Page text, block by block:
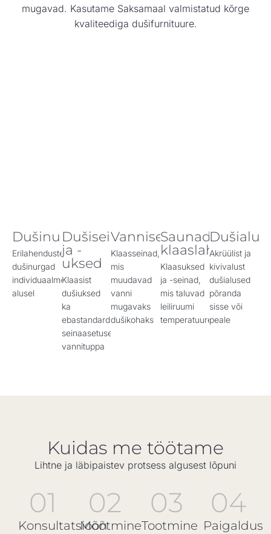
mugavad. Kasutame Saksamaal valmistatud kõrge
kvaliteediga dušifurnituure.
Dušinurgad
Erilahendustega
dušinurgad
individuaalmõõtude
alusel
Dušiseinad
ja -
uksed
Klaasist
dušiuksed
ka
ebastandardse
seinaasetusega
vannituppa
Vanniseinad
Klaasseinad,
mis
muudavad
vanni
mugavaks
dušikohaks
Saunade
Klaasuksed
ja -seinad,
mis taluvad
leiliruumi
temperatuure
Akrüülist ja
kivivalust
dušialused
põranda
sisse või
peale
Kuidas me töötame
Lihtne ja läbipaistev protsess algusest lõpuni
01
Konsultatsioon
02
Mõõtmine
03
Tootmine
04
Paigaldus